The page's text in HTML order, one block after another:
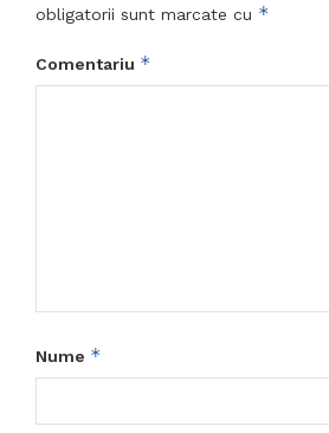
obligatorii sunt marcate cu *
Comentariu *
Nume *